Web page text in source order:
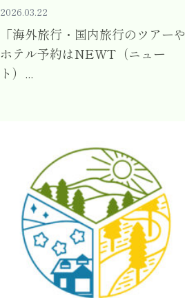
2026.03.22
「海外旅行・国内旅行のツアーや
ホテル予約はNEWT（ニュー
ト）...